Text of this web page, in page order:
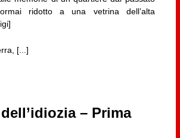
ridotto a una vetrina dell’alta
[...]
– Prima